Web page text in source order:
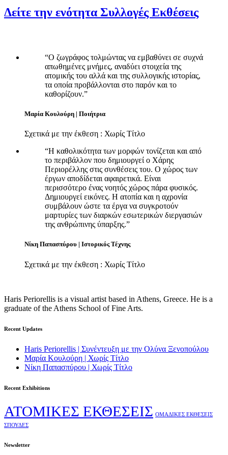
Δείτε την ενότητα Συλλογές Εκθέσεις
“O ζωγράφος τολμώντας να εμβαθύνει σε συχνά
απωθημένες μνήμες, αναδύει στοιχεία της
ατομικής του αλλά και της συλλογικής ιστορίας,
τα οποία προβάλλονται στο παρόν και το
καθορίζουν.”
Μαρία Κουλούρη | Ποιήτρια
Σχετικά με την έκθεση : Χωρίς Τίτλο
“Η καθολικότητα των μορφών τονίζεται και από
το περιβάλλον που δημιουργεί ο Χάρης
Περιορέλλης στις συνθέσεις του. Ο χώρος των
έργων αποδίδεται αφαιρετικά. Είναι
περισσότερο ένας νοητός χώρος πάρα φυσικός.
Δημιουργεί εικόνες. Η ατοπία και η αχρονία
συμβάλουν ώστε τα έργα να συγκροτούν
μαρτυρίες των διαρκών εσωτερικών διεργασιών
της ανθρώπινης ύπαρξης.”
Νίκη Παπασπύρου | Ιστορικός Τέχνης
Σχετικά με την έκθεση : Χωρίς Τίτλο
Haris Periorellis is a visual artist based in Athens, Greece. He is a
graduate of the Athens School of Fine Arts.
Recent Updates
Haris Periorellis | Συνέντευξη με την Ολύνα Ξενοπούλου
Μαρία Κουλούρη | Χωρίς Τίτλο
Νίκη Παπασπύρου | Χωρίς Τίτλο
Recent Exhibitions
ΑΤΟΜΙΚΕΣ ΕΚΘΕΣΕΙΣ ΟΜΑΔΙΚΕΣ ΕΚΘΕΣΕΙΣ
ΣΠΟΥΔΕΣ
Newsletter